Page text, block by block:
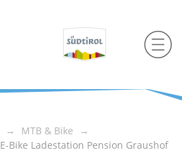
MTB & Bike
E-Bike Ladestation Pension Graushof